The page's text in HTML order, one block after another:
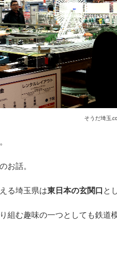
そうだ埼玉
のお話。
る埼玉県は東日本の玄関口 と
組む趣味の一つとしても鉄道